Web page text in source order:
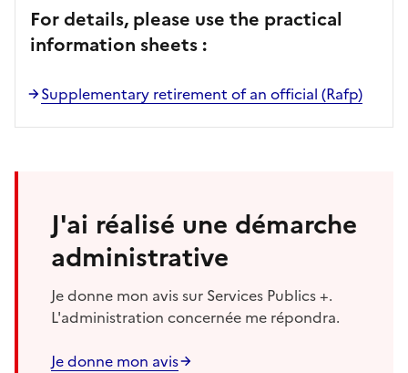
For details, please use the practical
information sheets :
Supplementary retirement of an official (Rafp)
J'ai réalisé une démarche
administrative
Je donne mon avis sur Services Publics +.
L'administration concernée me répondra.
Je donne mon avis